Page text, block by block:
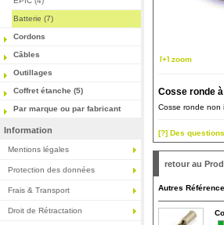
Batterie (7)
Cordons
Câbles
Outillages
Coffret étanche (5)
Par marque ou par fabricant
Information
Mentions légales
Protection des données
Frais & Transport
Droit de Rétractation
[+] zoom
Cosse ronde
Cosse ronde non
[?] Des
retour au
Autres